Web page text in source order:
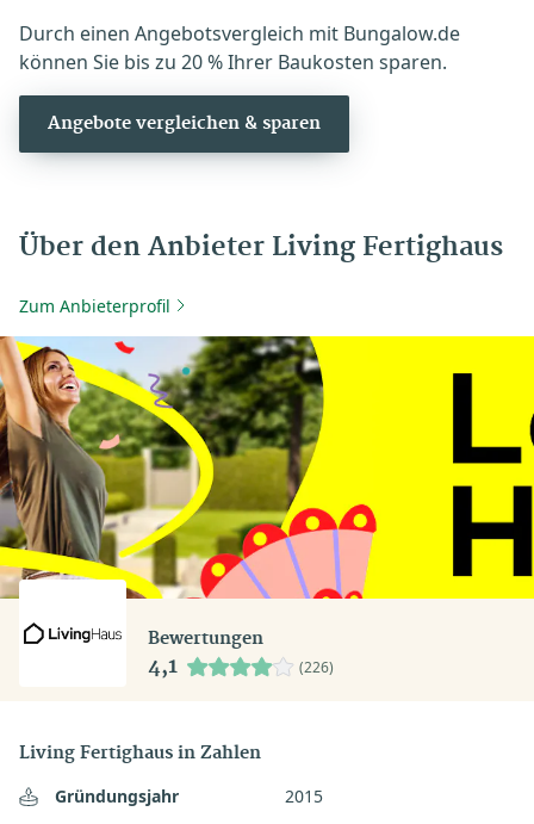
Durch einen Angebotsvergleich mit Bungalow.de
können Sie bis zu 20 % Ihrer Baukosten sparen.
Angebote vergleichen & sparen
Über den Anbieter Living Fertighaus
Zum Anbieterprofil
Bewertungen
4,1 (226)
Living Fertighaus in Zahlen
Gründungsjahr
2015